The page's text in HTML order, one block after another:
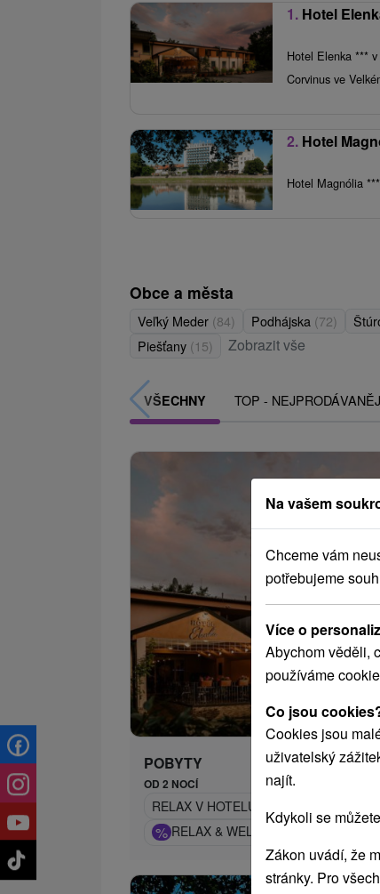
1. Hotel
Hotel Elenka ***
Corvinus ve
2. Hotel
Hotel Magnólia
Obce a města
Veľký Meder (84) Podhájska (72)
Piešťany (15) Zobrazit vše
VŠECHNY TOP -
od1
POBYTY
OD 2 NOCÍ
RELAX V HOTELU ELENKA: VÁŠ
% RELAX & WELLNESS ELENKA:
Na vašem
Chceme vám
potřebujeme
Více o
Abychom věděli,
používáme
Co jsou
Cookies jsou
uživatelský
najít.
Kdykoli se
Zákon uvádí, že
stránky. Pro